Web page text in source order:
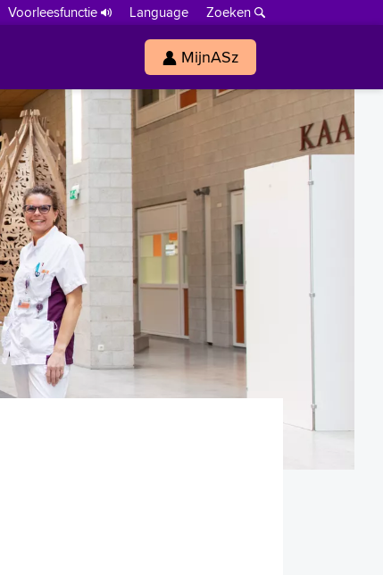
Voorleesfunctie Language
Zoeken
MijnASz